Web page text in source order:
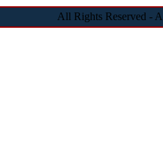
All Rights Reserved -